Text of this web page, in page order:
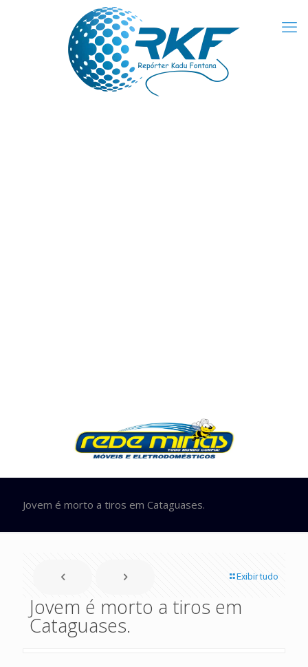
Jovem é morto a tiros em Cataguases.
Exibir tudo
Jovem é morto a tiros em
Cataguases.